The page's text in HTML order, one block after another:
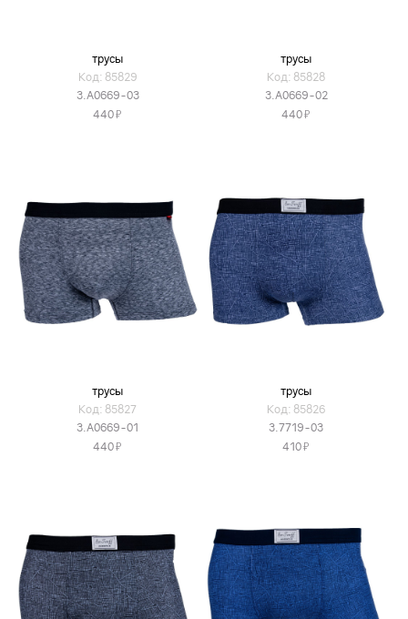
трусы
Код: 85829
3.A0669-03
440Я
трусы
Код: 85828
3.A0669-02
440Я
трусы
Код: 85827
3.A0669-01
440Я
трусы
Код: 85826
3.7719-03
410Я